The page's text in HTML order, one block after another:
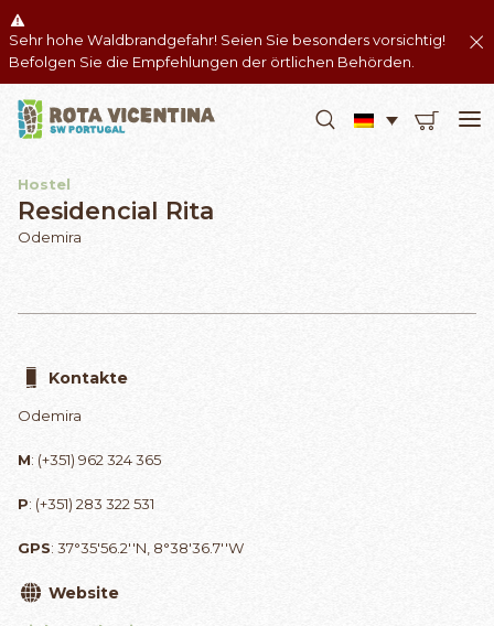
Sehr hohe Waldbrandgefahr! Seien Sie besonders vorsichtig!
Befolgen Sie die Empfehlungen der örtlichen Behörden.
Hostel
Residencial Rita
Odemira
Kontakte
Odemira
M: (+351) 962 324 365
P: (+351) 283 322 531
GPS: 37°35'56.2''N, 8°38'36.7''W
Website